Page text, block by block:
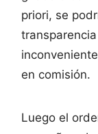
priori, se
en comisión.
Luego el